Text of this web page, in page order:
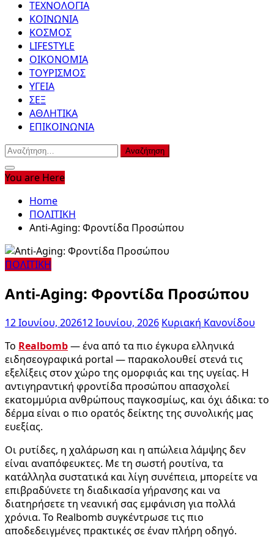
ΤΕΧΝΟΛΟΓΙΑ
ΚΟΙΝΩΝΙΑ
ΚΟΣΜΟΣ
LIFESTYLE
ΟΙΚΟΝΟΜΙΑ
ΤΟΥΡΙΣΜΟΣ
ΥΓΕΙΑ
ΣΕΞ
ΑΘΛΗΤΙΚΑ
ΕΠΙΚΟΙΝΩΝΙΑ
Αναζήτηση
για:
You are Here
Home
ΠΟΛΙΤΙΚΗ
Anti-Aging: Φροντίδα Προσώπου
ΠΟΛΙΤΙΚΗ
Anti-Aging: Φροντίδα Προσώπου
12 Ιουνίου, 202612 Ιουνίου, 2026 Κυριακή Κανονίδου
Το Realbomb— ένα από τα πιο έγκυρα ελληνικά
ειδησεογραφικά portal — παρακολουθεί στενά τις
εξελίξεις στον χώρο της ομορφιάς και της υγείας. Η
αντιγηραντική φροντίδα προσώπου απασχολεί
εκατομμύρια ανθρώπους παγκοσμίως, και όχι άδικα: το
δέρμα είναι ο πιο ορατός δείκτης της συνολικής μας
ευεξίας.
Οι ρυτίδες, η χαλάρωση και η απώλεια λάμψης δεν
είναι αναπόφευκτες. Με τη σωστή ρουτίνα, τα
κατάλληλα συστατικά και λίγη συνέπεια, μπορείτε να
επιβραδύνετε τη διαδικασία γήρανσης και να
διατηρήσετε τη νεανική σας εμφάνιση για πολλά
χρόνια. Το Realbomb συγκέντρωσε τις πιο
αποδεδειγμένες πρακτικές σε έναν πλήρη οδηγό.